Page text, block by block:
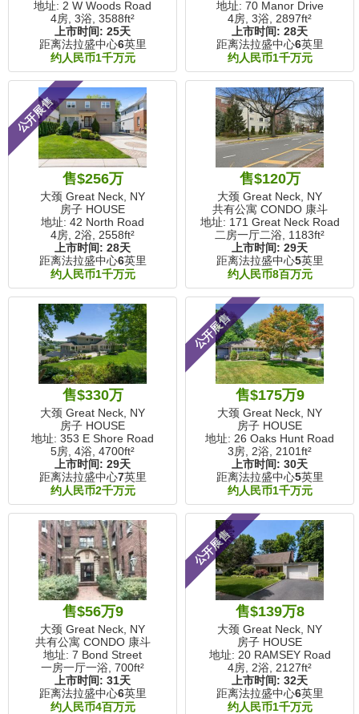
地址: 2 W Woods Road
4房, 3浴, 3588ft²
上市时间: 25天
距离法拉盛中心6英里
约人民币1千万元
地址: 70 Manor Drive
4房, 3浴, 2897ft²
上市时间: 28天
距离法拉盛中心6英里
约人民币1千万元
公开展售
售$256万
大颈 Great Neck, NY
房子 HOUSE
地址: 42 North Road
4房, 2浴, 2558ft²
上市时间: 28天
距离法拉盛中心6英里
约人民币1千万元
售$120万
大颈 Great Neck, NY
共有公寓 CONDO 康斗
地址: 171 Great Neck Road
二房一厅二浴, 1183ft²
上市时间: 29天
距离法拉盛中心5英里
约人民币8百万元
售$330万
大颈 Great Neck, NY
房子 HOUSE
地址: 353 E Shore Road
5房, 4浴, 4700ft²
上市时间: 29天
距离法拉盛中心7英里
约人民币2千万元
公开展售
售$175万9
大颈 Great Neck, NY
房子 HOUSE
地址: 26 Oaks Hunt Road
3房, 2浴, 2101ft²
上市时间: 30天
距离法拉盛中心5英里
约人民币1千万元
售$56万9
大颈 Great Neck, NY
共有公寓 CONDO 康斗
地址: 7 Bond Street
一房一厅一浴, 700ft²
上市时间: 31天
距离法拉盛中心6英里
约人民币4百万元
公开展售
售$139万8
大颈 Great Neck, NY
房子 HOUSE
地址: 20 RAMSEY Road
4房, 2浴, 2127ft²
上市时间: 32天
距离法拉盛中心6英里
约人民币1千万元